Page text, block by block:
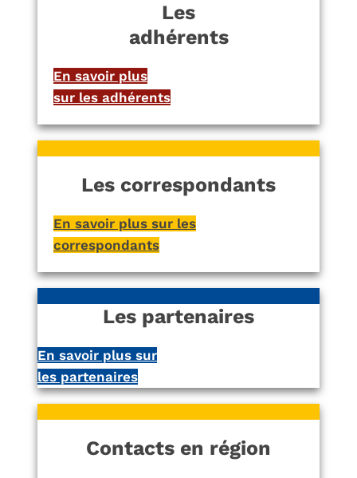
Les
adhérents
En savoir plus
sur les adhérents
Les correspondants
En savoir plus sur les
correspondants
Les partenaires
En savoir plus sur
les partenaires
Contacts en région